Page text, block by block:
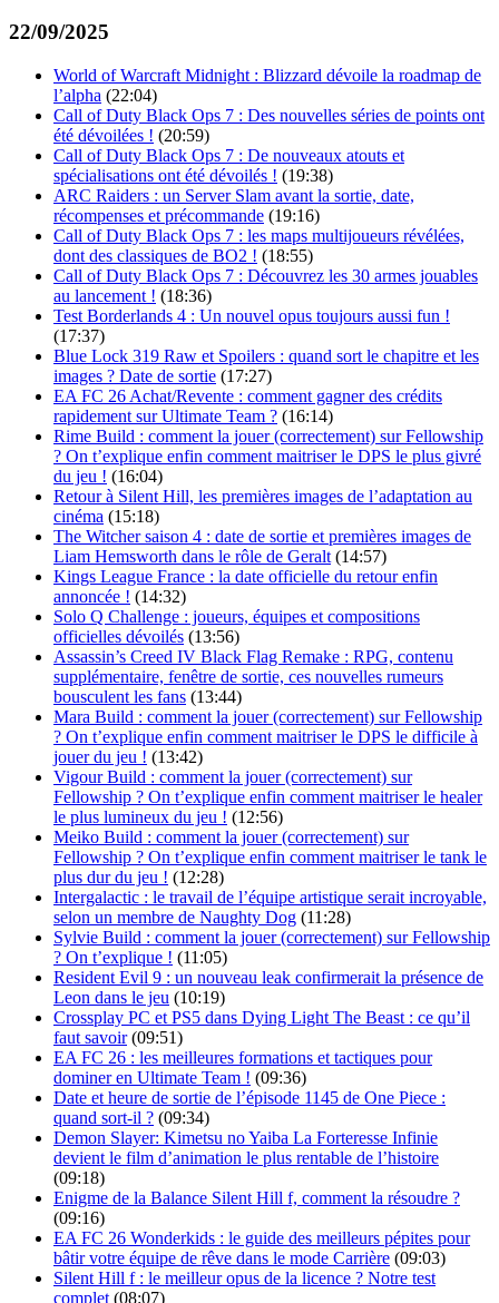
22/09/2025
World of Warcraft Midnight : Blizzard dévoile la roadmap de
l’alpha (22:04)
Call of Duty Black Ops 7 : Des nouvelles séries de points ont
été dévoilées ! (20:59)
Call of Duty Black Ops 7 : De nouveaux atouts et
spécialisations ont été dévoilés ! (19:38)
ARC Raiders : un Server Slam avant la sortie, date,
récompenses et précommande (19:16)
Call of Duty Black Ops 7 : les maps multijoueurs révélées,
dont des classiques de BO2 ! (18:55)
Call of Duty Black Ops 7 : Découvrez les 30 armes jouables
au lancement ! (18:36)
Test Borderlands 4 : Un nouvel opus toujours aussi fun !
(17:37)
Blue Lock 319 Raw et Spoilers : quand sort le chapitre et les
images ? Date de sortie (17:27)
EA FC 26 Achat/Revente : comment gagner des crédits
rapidement sur Ultimate Team ? (16:14)
Rime Build : comment la jouer (correctement) sur Fellowship
? On t’explique enfin comment maitriser le DPS le plus givré
du jeu ! (16:04)
Retour à Silent Hill, les premières images de l’adaptation au
cinéma (15:18)
The Witcher saison 4 : date de sortie et premières images de
Liam Hemsworth dans le rôle de Geralt (14:57)
Kings League France : la date officielle du retour enfin
annoncée ! (14:32)
Solo Q Challenge : joueurs, équipes et compositions
officielles dévoilés (13:56)
Assassin’s Creed IV Black Flag Remake : RPG, contenu
supplémentaire, fenêtre de sortie, ces nouvelles rumeurs
bousculent les fans (13:44)
Mara Build : comment la jouer (correctement) sur Fellowship
? On t’explique enfin comment maitriser le DPS le difficile à
jouer du jeu ! (13:42)
Vigour Build : comment la jouer (correctement) sur
Fellowship ? On t’explique enfin comment maitriser le healer
le plus lumineux du jeu ! (12:56)
Meiko Build : comment la jouer (correctement) sur
Fellowship ? On t’explique enfin comment maitriser le tank le
plus dur du jeu ! (12:28)
Intergalactic : le travail de l’équipe artistique serait incroyable,
selon un membre de Naughty Dog (11:28)
Sylvie Build : comment la jouer (correctement) sur Fellowship
? On t’explique ! (11:05)
Resident Evil 9 : un nouveau leak confirmerait la présence de
Leon dans le jeu (10:19)
Crossplay PC et PS5 dans Dying Light The Beast : ce qu’il
faut savoir (09:51)
EA FC 26 : les meilleures formations et tactiques pour
dominer en Ultimate Team ! (09:36)
Date et heure de sortie de l’épisode 1145 de One Piece :
quand sort-il ? (09:34)
Demon Slayer: Kimetsu no Yaiba La Forteresse Infinie
devient le film d’animation le plus rentable de l’histoire
(09:18)
Enigme de la Balance Silent Hill f, comment la résoudre ?
(09:16)
EA FC 26 Wonderkids : le guide des meilleurs pépites pour
bâtir votre équipe de rêve dans le mode Carrière (09:03)
Silent Hill f : le meilleur opus de la licence ? Notre test
complet (08:07)